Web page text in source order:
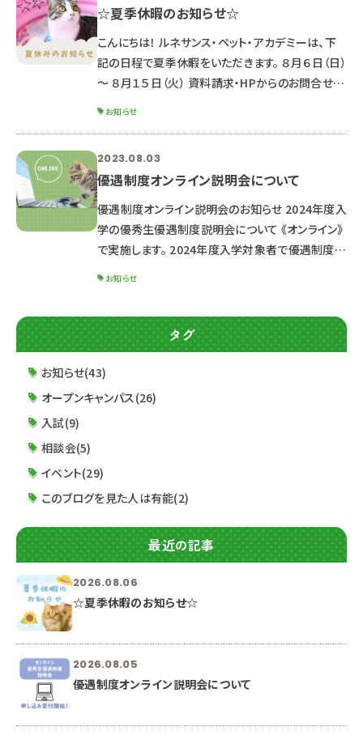
☆夏季休暇のお知らせ☆
こんにちは！ ルネサンス・ペット・アカデミーは、下
記の日程で夏季休暇をいただきます。 ８月６日（日）
～ ８月１５日（火） 資料請求・HPからのお問合せの
LINEでのお問合せ・オープンキャンパス申込 優遇
制度オンライン説明会の申込は受付しています♪
返信が遅くなる可能性もありますが、ご了承くださ
い。 皆さん熱中症には気を付けましょう！ 夏休み中
の8/26
お知らせ
2023.08.03
優遇制度オンライン説明会について
優遇制度オンライン説明会のお知らせ 2024年度入
学の優秀生優遇制度説明会について 《オンライン》
で実施します。 2024年度入学対象者で優遇制度受
■ 優秀生優遇制度（特待生・通学支援生）について
出願資格・特典・試験日程 選考までの流れ 求める
人材像 面接試験について 筆記試験について 小論
文試験について ■配布資料■ 優秀生優遇制度概
お知らせ
タグ
お知らせ(43)
オープンキャンパス(26)
入試(9)
相談会(5)
イベント(29)
このブログを見た人は有能(2)
最近の記事
2026.08.06
☆夏季休暇のお知らせ☆
2026.08.05
優遇制度オンライン説明会について